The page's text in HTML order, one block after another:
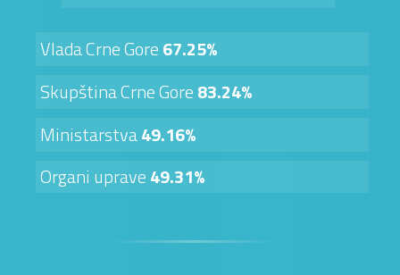
Vlada Crne Gore67.25%
Skupština Crne Gore83.24%
Ministarstva49.16%
Organi uprave49.31%